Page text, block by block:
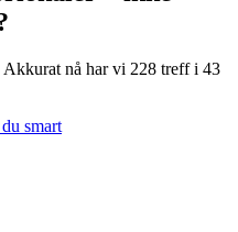
Akkurat nå har vi 228 treff i 43
smart